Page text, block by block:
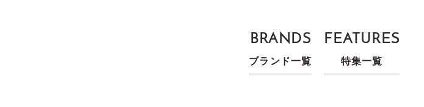
BRANDS
ブランド一覧
FEATURES
特集一覧